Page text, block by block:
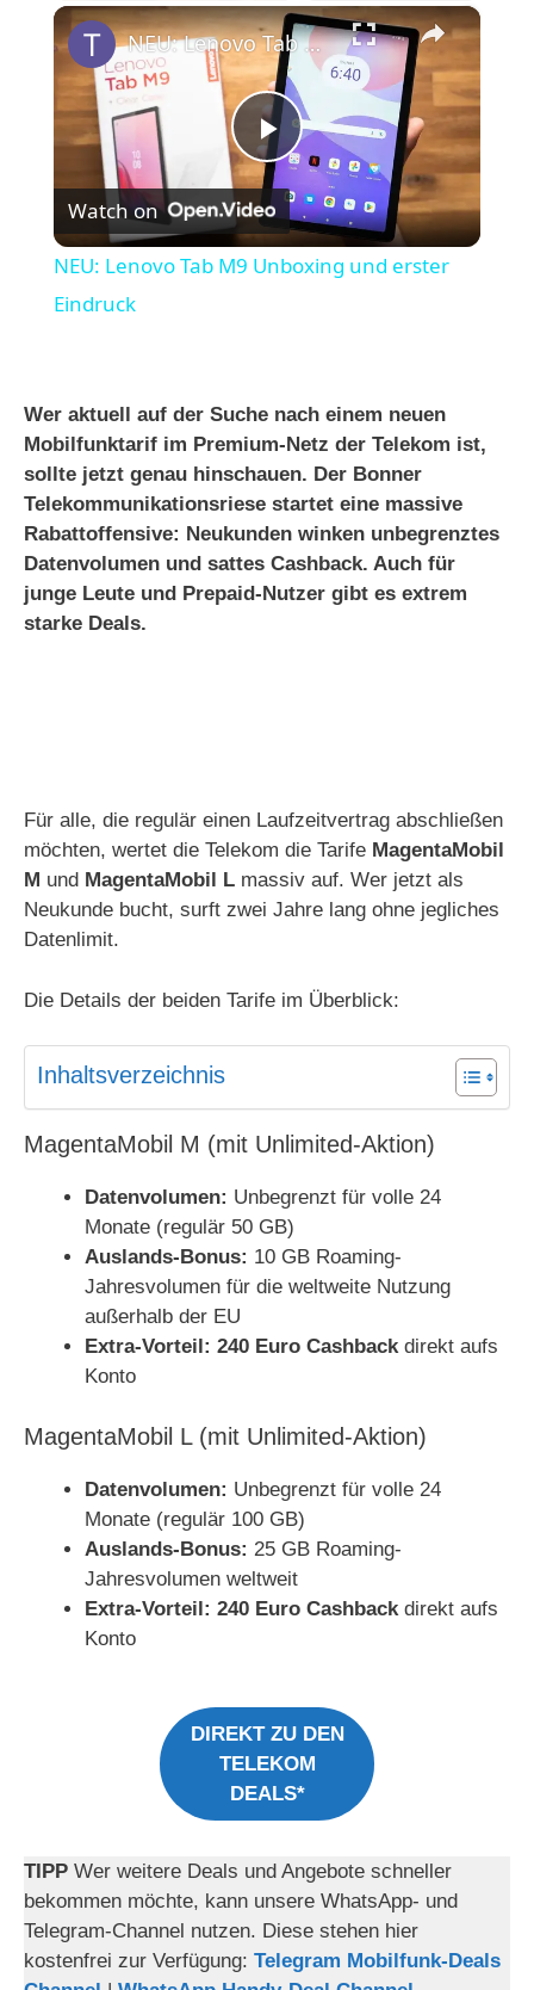
×
P
l
V
i
d
NEU: Lenovo Tab M9 Unboxing und erster Eindruck
Watch on
NEU: Lenovo Tab M9 Unboxing und erster
Eindruck
Wer aktuell auf der Suche nach einem neuen
Mobilfunktarif im Premium-Netz der Telekom ist,
sollte jetzt genau hinschauen. Der Bonner
Telekommunikationsriese startet eine massive
Rabattoffensive: Neukunden winken unbegrenztes
Datenvolumen und sattes Cashback. Auch für
junge Leute und Prepaid-Nutzer gibt es extrem
starke Deals.
Für alle, die regulär einen Laufzeitvertrag abschließen
möchten, wertet die Telekom die Tarife MagentaMobil
M und MagentaMobil L massiv auf. Wer jetzt als
Neukunde bucht, surft zwei Jahre lang ohne jegliches
Datenlimit.
Die Details der beiden Tarife im Überblick:
Inhaltsverzeichnis
MagentaMobil M (mit Unlimited-Aktion)
Datenvolumen: Unbegrenzt für volle 24
Monate (regulär 50 GB)
Auslands-Bonus: 10 GB Roaming-
Jahresvolumen für die weltweite Nutzung
außerhalb der EU
Extra-Vorteil: 240 Euro Cashbackdirekt aufs
Konto
MagentaMobil L (mit Unlimited-Aktion)
Datenvolumen: Unbegrenzt für volle 24
Monate (regulär 100 GB)
Auslands-Bonus: 25 GB Roaming-
Jahresvolumen weltweit
Extra-Vorteil: 240 Euro Cashback direkt aufs
Konto
DIREKT ZU DEN
TELEKOM
DEALS*
TIPP Wer weitere Deals und Angebote schneller
bekommen möchte, kann unsere WhatsApp- und
Telegram-Channel nutzen. Diese stehen hier
kostenfrei zur Verfügung: Telegram Mobilfunk-Deals